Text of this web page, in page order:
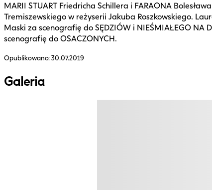
MARII STUART Friedricha Schillera i FARAONA
Tremiszewskiego w reżyserii Jakuba Roszkowskiego.
Maski za scenografię do SĘDZIÓW i NIEŚMIAŁEGO
scenografię do OSACZONYCH.
Opublikowano:30.07.2019
Galeria